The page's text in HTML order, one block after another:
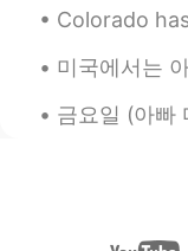
Colorado has great places
미국에서는 아시아계 사람이면 크리에이티브으로 성공하
금요일 (아빠 다친 날) 소식 듣고 첫 반응 나: 아빠